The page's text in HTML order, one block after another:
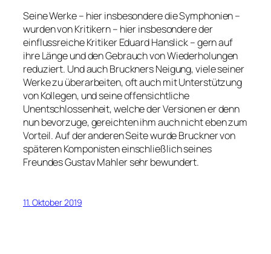
Seine Werke – hier insbesondere die Symphonien –
wurden von Kritikern – hier insbesondere der
einflussreiche Kritiker Eduard Hanslick – gern auf
ihre Länge und den Gebrauch von Wiederholungen
reduziert. Und auch Bruckners Neigung, viele seiner
Werke zu überarbeiten, oft auch mit Unterstützung
von Kollegen, und seine offensichtliche
Unentschlossenheit, welche der Versionen er denn
nun bevorzuge, gereichten ihm auch nicht eben zum
Vorteil. Auf der anderen Seite wurde Bruckner von
späteren Komponisten einschließlich seines
Freundes Gustav Mahler sehr bewundert.
11. Oktober 2019